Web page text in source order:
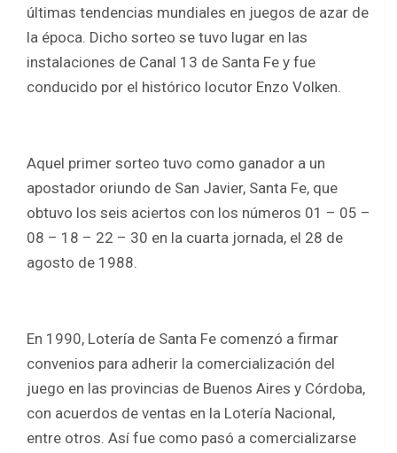
últimas tendencias mundiales en juegos de azar de
la época. Dicho sorteo se tuvo lugar en las
instalaciones de Canal 13 de Santa Fe y fue
conducido por el histórico locutor Enzo Volken.
Aquel primer sorteo tuvo como ganador a un
apostador oriundo de San Javier, Santa Fe, que
obtuvo los seis aciertos con los números 01 – 05 –
08 – 18 – 22 – 30 en la cuarta jornada, el 28 de
agosto de 1988.
En 1990, Lotería de Santa Fe comenzó a firmar
convenios para adherir la comercialización del
juego en las provincias de Buenos Aires y Córdoba,
con acuerdos de ventas en la Lotería Nacional,
entre otros. Así fue como pasó a comercializarse